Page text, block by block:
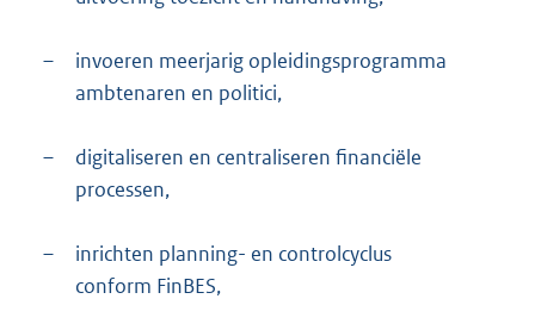
–
invoeren meerjarig opleidingsprogramma
ambtenaren en politici,
–
digitaliseren en centraliseren financiële
processen,
–
inrichten planning- en controlcyclus
conform FinBES,